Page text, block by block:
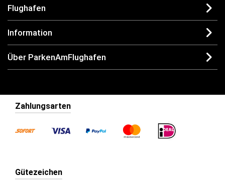
Flughafen
Information
Über ParkenAmFlughafen
Zahlungsarten
Gütezeichen